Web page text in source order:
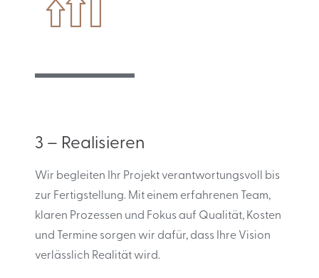
3 – Realisieren
Wir begleiten Ihr Projekt verantwortungsvoll bis
zur Fertigstellung. Mit einem erfahrenen Team,
klaren Prozessen und Fokus auf Qualität, Kosten
und Termine sorgen wir dafür, dass Ihre Vision
verlässlich Realität wird.